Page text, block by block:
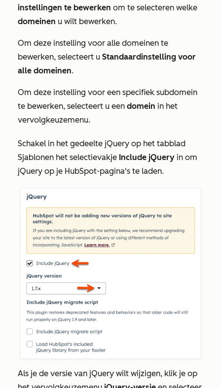
instellingen te bewerken om te selecteren welke
domeinen u wilt bewerken.
Om deze instelling voor alle domeinen te
bewerken, selecteert u Standaardinstelling voor
alle domeinen.
Om deze instelling voor een specifiek subdomein
te bewerken, selecteert u een domein in het
vervolgkeuzemenu.
Schakel in het gedeelte jQuery op het tabblad
Sjablonen het selectievakje Include jQuery in om
jQuery op je HubSpot-pagina's te laden.
Als je de versie van jQuery wilt wijzigen, klik je op